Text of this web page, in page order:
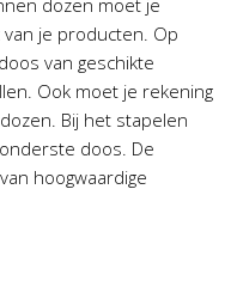
je producten. Op
van geschikte
Ook moet je rekening
Bij het stapelen
doos. De
hoogwaardige